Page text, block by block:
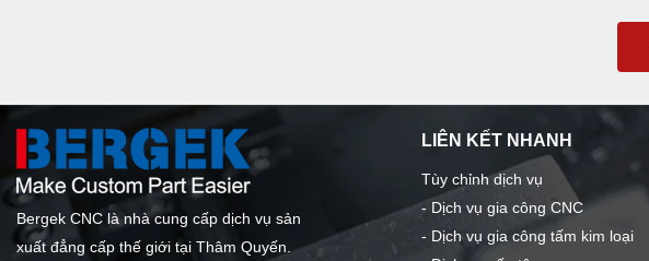
Bergek CNC là nhà cung cấp dịch vụ sản
xuất đẳng cấp thế giới tại Thâm Quyến.
LIÊN KẾT NHANH
Tùy chỉnh dịch vụ
- Dịch vụ gia công CNC
- Dịch vụ gia công tấm kim loại